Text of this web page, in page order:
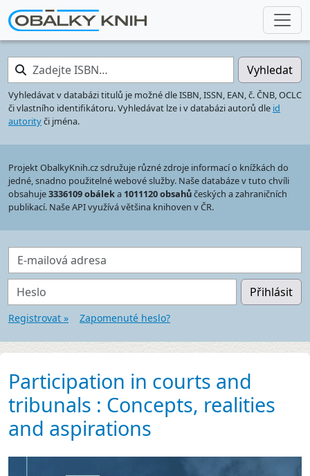
Zadejte ISBN… Vyhledat
Vyhledávat v databázi titulů je možné dle ISBN, ISSN, EAN, č. ČNB, OCLC
či vlastního identifikátoru. Vyhledávat lze i v databázi autorů dle id
autorityči jména.
Projekt ObalkyKnih.cz sdružuje různé zdroje informací o knížkách do
jedné, snadno použitelné webové služby. Naše databáze v tuto chvíli
obsahuje3336109 obáleka 1011120 obsahůčeských a zahraničních
publikací. Naše API využívá většina knihoven v ČR.
E-mailová adresa
Heslo Přihlásit
Registrovat » Zapomenuté heslo?
Participation in courts and
tribunals : Concepts, realities
and aspirations